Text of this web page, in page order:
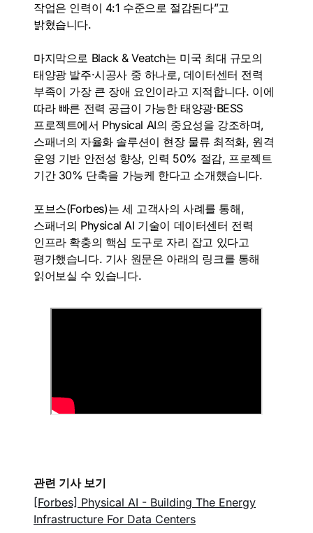
작업은 인력이 4:1 수준으로 절감된다”고
밝혔습니다.
마지막으로 Black & Veatch는 미국 최대 규모의
태양광 발주·시공사 중 하나로, 데이터센터 전력
부족이 가장 큰 장애 요인이라고 지적합니다. 이에
따라 빠른 전력 공급이 가능한 태양광·BESS
프로젝트에서 Physical AI의 중요성을 강조하며,
스패너의 자율화 솔루션이 현장 물류 최적화, 원격
운영 기반 안전성 향상, 인력 50% 절감, 프로젝트
기간 30% 단축을 가능케 한다고 소개했습니다.
포브스(Forbes)는 세 고객사의 사례를 통해,
스패너의 Physical AI 기술이 데이터센터 전력
인프라 확충의 핵심 도구로 자리 잡고 있다고
평가했습니다. 기사 원문은 아래의 링크를 통해
읽어보실 수 있습니다.
관련 기사 보기
[Forbes] Physical AI - Building The Energy
Infrastructure For Data Centers